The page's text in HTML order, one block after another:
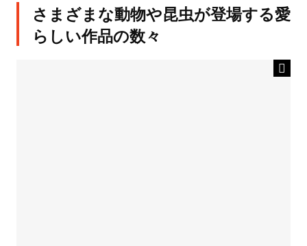
さまざまな動物や昆虫が登場する愛
らしい作品の数々